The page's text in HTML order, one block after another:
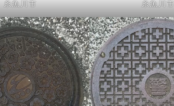
糸魚川市 糸魚川市